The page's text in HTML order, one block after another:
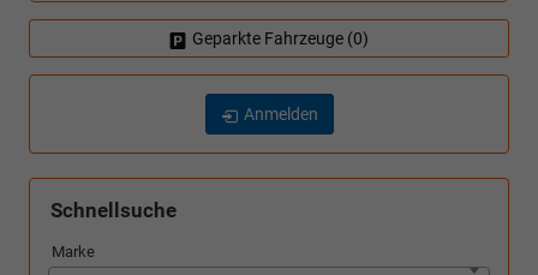
Geparkte Fahrzeuge (0)
Anmelden
Schnellsuche
Marke